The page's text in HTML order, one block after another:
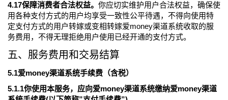
4.17保障消费者合法权益。 你应切实维护用户合法权益，确保使
用各种支付方式的用户均享受一致性公平待遇，不得向使用特
定支付方式的用户转嫁或变相转嫁爱money渠道系统收取的服
务费用，不得无理拒绝用户使用已经开通的支付方式。
五、服务费用和交易结算
5.1爱money渠道系统手续费（含税）
5.1.1你使用本服务，应向爱money渠道系统缴纳爱money渠道